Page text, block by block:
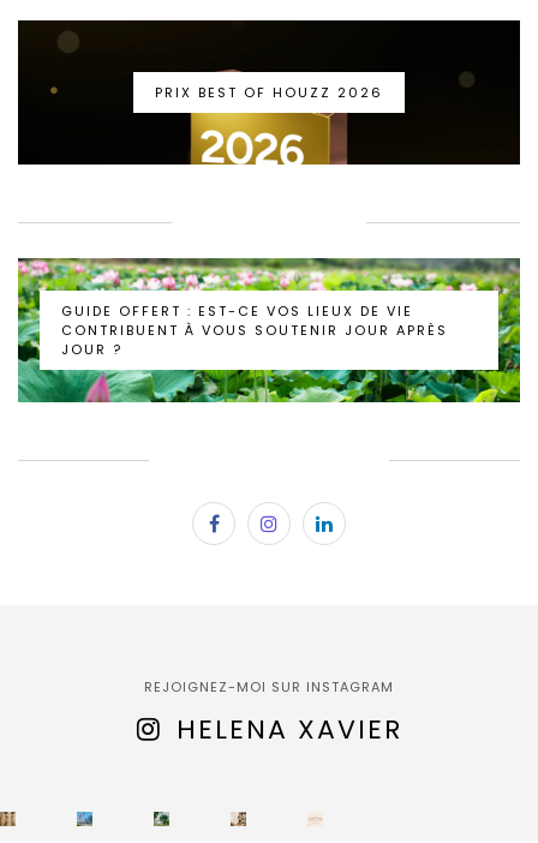
PRIX BEST OF HOUZZ 2026
GUIDE OFFERT : EST-CE VOS LIEUX DE VIE
CONTRIBUENT À VOUS SOUTENIR JOUR APRÈS
JOUR ?
REJOIGNEZ-MOI SUR INSTAGRAM
HELENA XAVIER